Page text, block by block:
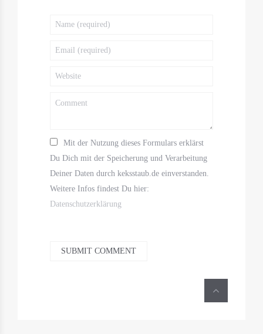
Mit der Nutzung dieses Formulars erklärst
Du Dich mit der Speicherung und Verarbeitung
Deiner Daten durch keksstaub.de einverstanden.
Weitere Infos findest Du hier:
Datenschutzerklärung
SUBMIT COMMENT